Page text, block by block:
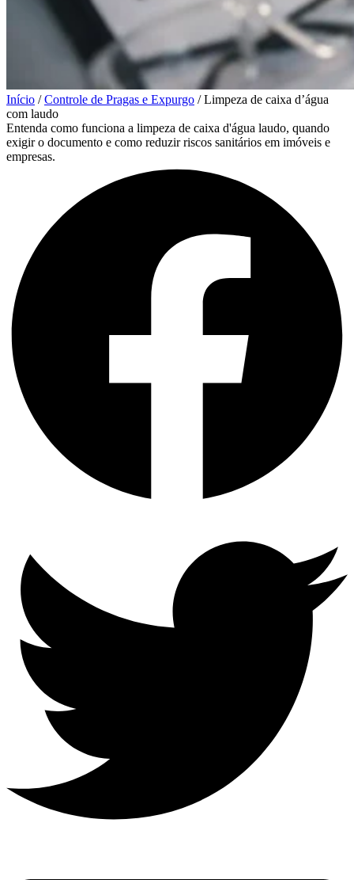
Início / Controle de Pragas e Expurgo /Limpeza de caixa d’água
com laudo
Entenda como funciona a limpeza de caixa d'água laudo, quando
exigir o documento e como reduzir riscos sanitários em imóveis e
empresas.